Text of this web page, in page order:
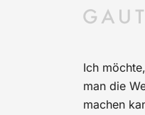
Ich
man die
machen